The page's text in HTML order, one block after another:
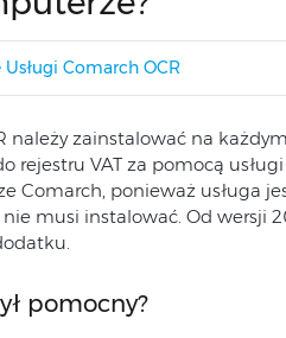
Comarch OCR
należy zainstalować na
rejestru VAT za pomocą
Comarch, ponieważ usługa
musi instalować. Od wersji
pomocny?